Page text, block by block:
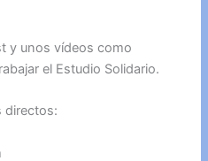
y unos vídeos como
el Estudio Solidario.
directos: